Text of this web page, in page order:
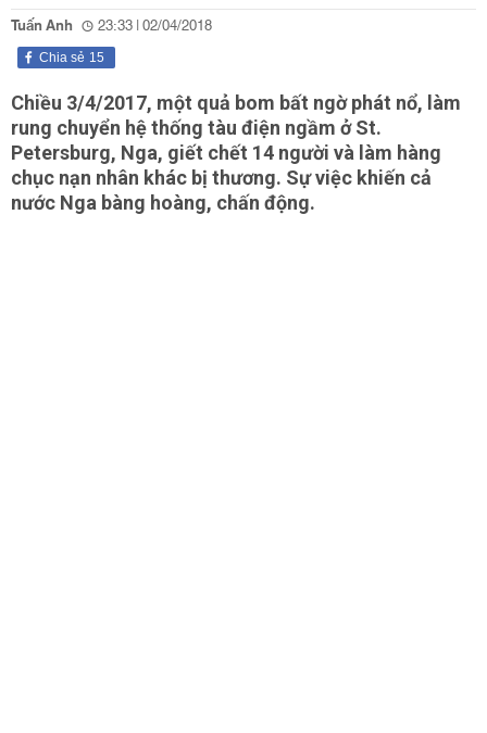
Tuấn Anh 23:33 | 02/04/2018
15
Chia sẻ
Chiều 3/4/2017, một quả bom bất ngờ phát nổ, làm
rung chuyển hệ thống tàu điện ngầm ở St.
Petersburg, Nga, giết chết 14 người và làm hàng
chục nạn nhân khác bị thương. Sự việc khiến cả
nước Nga bàng hoàng, chấn động.